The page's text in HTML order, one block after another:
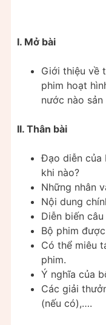
I. Mở bài
Giới thiệu về
phim hoạt
nước nào sản
II. Thân bài
Đạo diễn của
khi nào?
Những nhân
Nội dung
Diễn biến
Bộ phim
Có thể miêu
phim.
Ý nghĩa của
Các giải
(nếu có),….